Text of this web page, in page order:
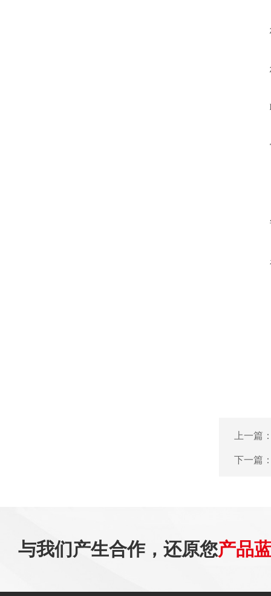
上一篇
下一篇
与我们产生合作，还原您产品